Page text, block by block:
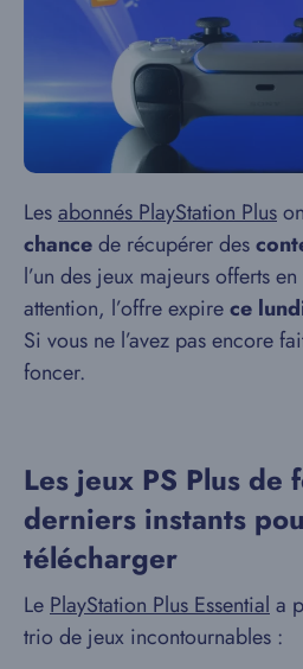
Lesabonnés PlayStation Plus
chancede récupérer des
l’un des jeux majeurs offerts
attention, l’offre expirece
Si vous ne l’avez pas encore
foncer.
Les jeux PS Plus
derniers instants
télécharger
Le PlayStation Plus Essential a
trio de jeux incontournables :